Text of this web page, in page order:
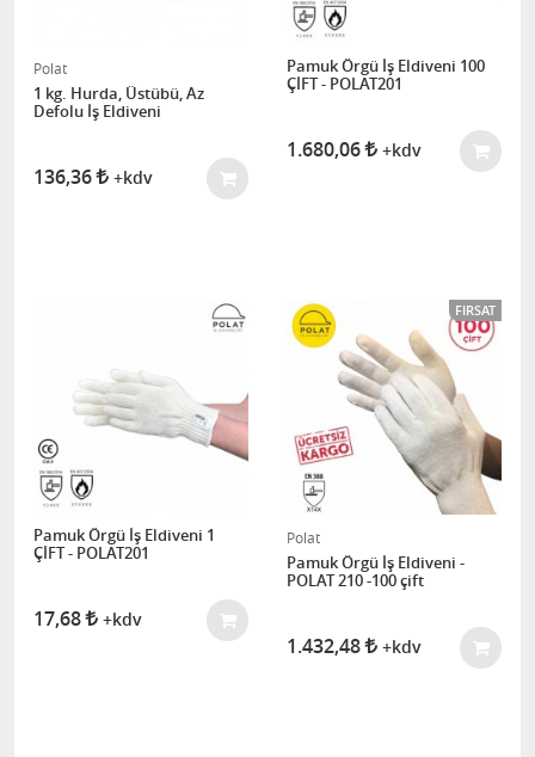
Polat
1 kg. Hurda, Üstübü, Az
Defolu İş Eldiveni
136,36 +kdv
Pamuk Örgü İş Eldiveni 100
ÇİFT - POLAT201
1.680,06 +kdv
Pamuk Örgü İş Eldiveni 1
ÇİFT - POLAT201
17,68 +kdv
FIRSAT
Polat
Pamuk Örgü İş Eldiveni -
POLAT 210 -100 çift
1.432,48 +kdv